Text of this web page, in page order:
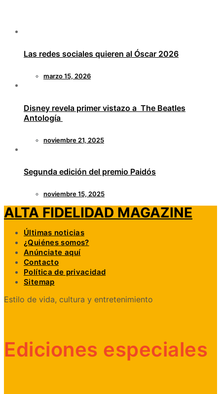
Las redes sociales quieren al Óscar 2026
marzo 15, 2026
Disney revela primer vistazo a The Beatles
Antología
noviembre 21, 2025
Segunda edición del premio Paidós
noviembre 15, 2025
ALTA FIDELIDAD MAGAZINE
Últimas noticias
¿Quiénes somos?
Anúnciate aquí
Contacto
Política de privacidad
Sitemap
Estilo de vida, cultura y entretenimiento
Ediciones especiales